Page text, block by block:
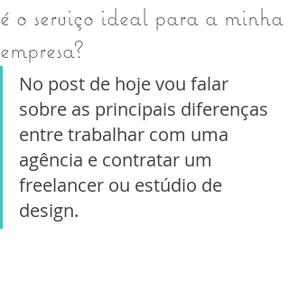
é o serviço ideal para a minha
empresa?
No post de hoje vou falar
sobre as principais diferenças
entre trabalhar com uma
agência e contratar um
freelancer ou estúdio de
design.